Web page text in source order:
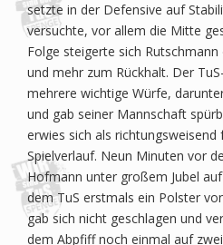
setzte in der Defensive auf
versuchte, vor allem die Mitte
Folge steigerte sich
und mehr zum Rückhalt. Der
mehrere wichtige Würfe,
und gab seiner Mannschaft
erwies sich als richtungsweisend
Spielverlauf. Neun Minuten vor
Hofmann unter großem Jubel
dem TuS erstmals ein Polster
gab sich nicht geschlagen und
dem Abpfiff noch einmal auf